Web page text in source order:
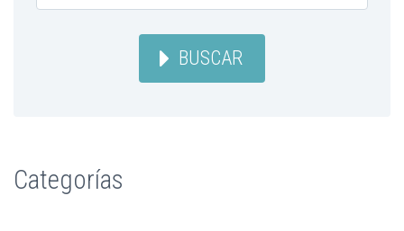
BUSCAR
Categorías